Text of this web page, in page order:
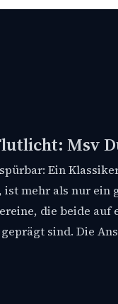
Msv
Ein
mehr als nur
die beide
sind. Die